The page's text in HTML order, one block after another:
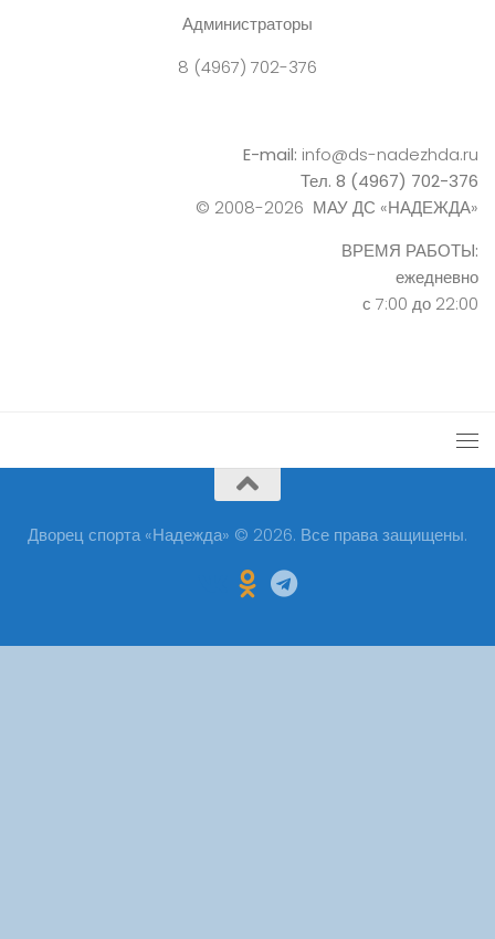
Администраторы
8 (4967) 702-376
E-mail: info@ds-nadezhda.ru
Тел. 8 (4967) 702-376
© 2008-2026 МАУ ДС «НАДЕЖДА»
ВРЕМЯ РАБОТЫ:
ежедневно
с 7:00 до 22:00
Дворец спорта «Надежда» © 2026. Все права защищены.